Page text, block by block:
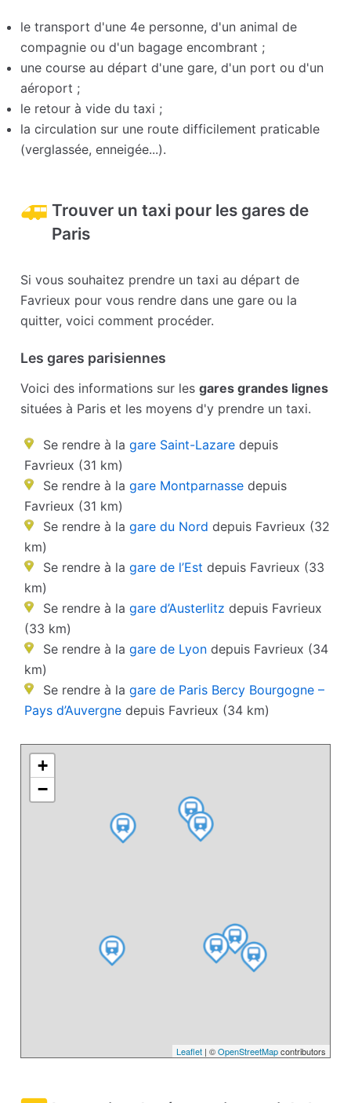
le transport d'une 4e personne, d'un animal de
compagnie ou d'un bagage encombrant ;
une course au départ d'une gare, d'un port ou d'un
aéroport ;
le retour à vide du taxi ;
la circulation sur une route difficilement praticable
(verglassée, enneigée...).
Trouver un taxi pour les gares de
Paris
Si vous souhaitez prendre un taxi au départ de
Favrieux pour vous rendre dans une gare ou la
quitter, voici comment procéder.
Les gares parisiennes
Voici des informations sur lesgares grandes lignes
situées à Paris et les moyens d'y prendre un taxi.
Se rendre à la gare Saint-Lazare depuis
Favrieux (31 km)
Se rendre à la gare Montparnasse depuis
Favrieux (31 km)
Se rendre à la gare du Nord depuis Favrieux (32
km)
Se rendre à la gare de l’Est depuis Favrieux (33
km)
Se rendre à la gare d’Austerlitz depuis Favrieux
(33 km)
Se rendre à la gare de Lyon depuis Favrieux (34
km)
Se rendre à la gare de Paris Bercy Bourgogne –
Pays d’Auvergne depuis Favrieux (34 km)
+
−
Leaflet| ©OpenStreetMapcontributors